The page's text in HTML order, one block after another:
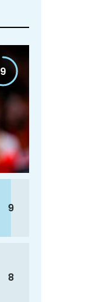
9
9
8